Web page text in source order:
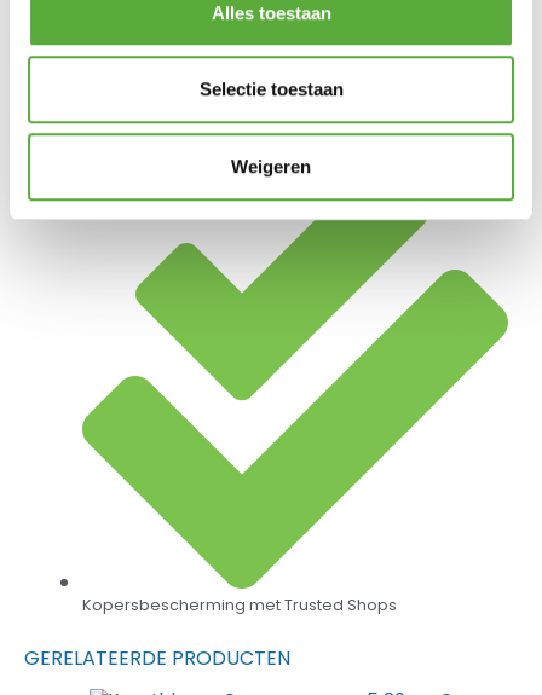
Alles toestaan
Selectie toestaan
Weigeren
Kopersbescherming met Trusted Shops
GERELATEERDE PRODUCTEN